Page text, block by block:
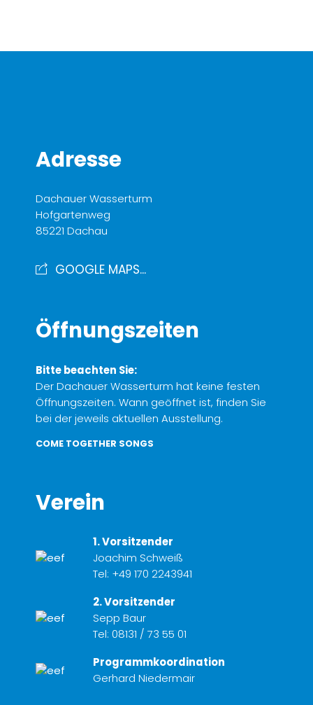
Adresse
Dachauer Wasserturm
Hofgartenweg
85221 Dachau
GOOGLE MAPS...
Öffnungszeiten
Bitte beachten Sie:
Der Dachauer Wasserturm hat keine festen
Öffnungszeiten. Wann geöffnet ist, finden Sie
bei der jeweils aktuellen Ausstellung.
COME TOGETHER SONGS
Verein
1. Vorsitzender
Joachim Schweiß
Tel: +49 170 2243941
2. Vorsitzender
Sepp Baur
Tel: 08131 / 73 55 01
Programmkoordination
Gerhard Niedermair